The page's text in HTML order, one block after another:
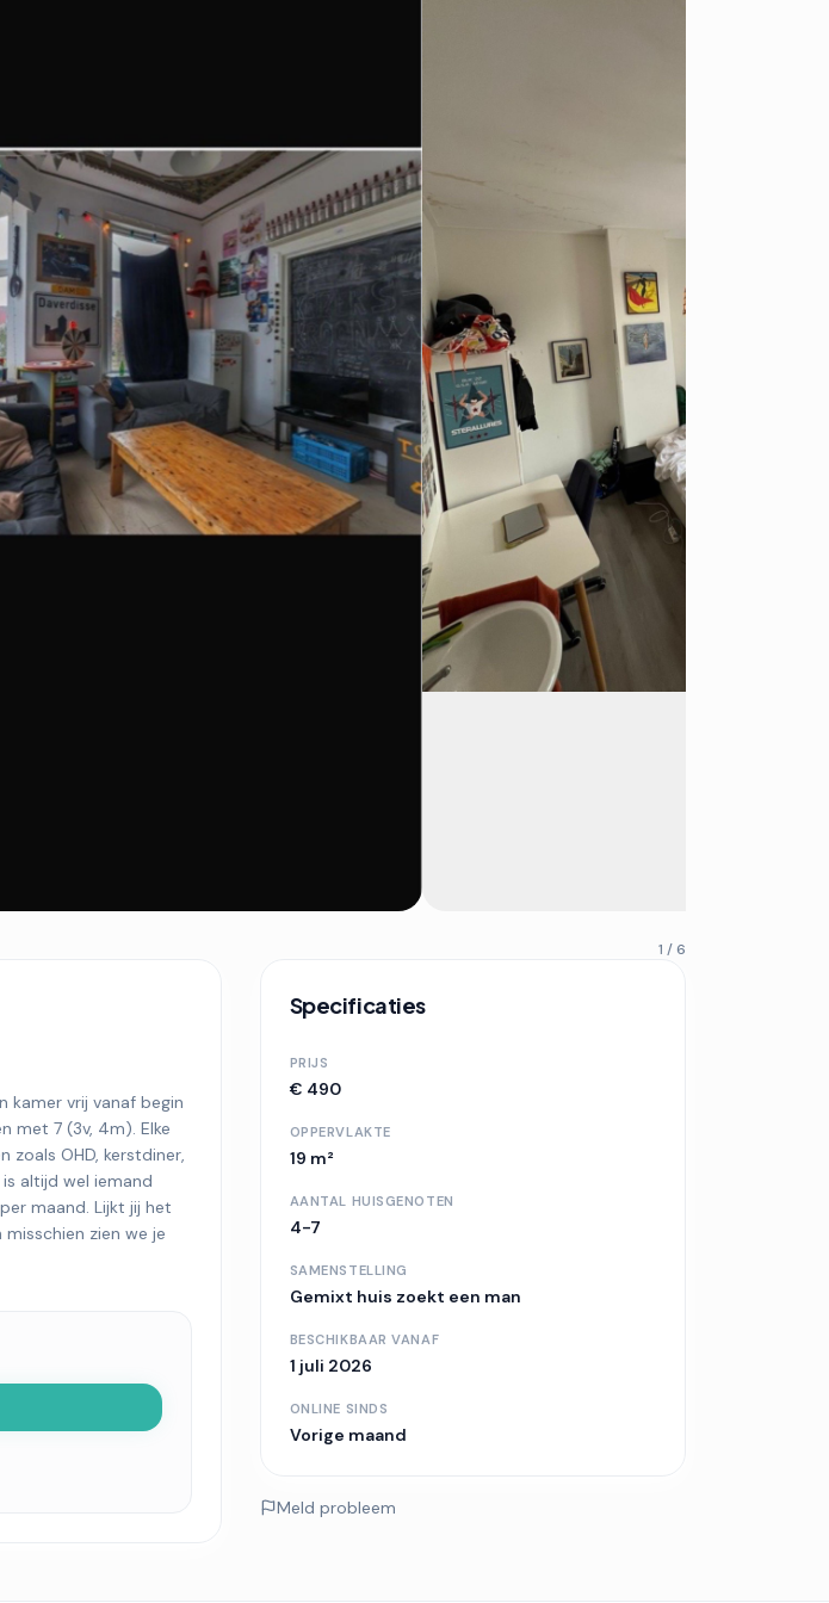
1 / 6
kamer vrij vanaf begin
met 7 (3v, 4m). Elke
zoals OHD, kerstdiner,
altijd wel iemand
maand. Lijkt jij het
zien we je
Specificaties
PRIJS
€ 490
OPPERVLAKTE
19 m²
AANTAL HUISGENOTEN
4-7
SAMENSTELLING
Gemixt huis zoekt een man
BESCHIKBAAR VANAF
1 juli 2026
ONLINE SINDS
Vorige maand
Meld probleem